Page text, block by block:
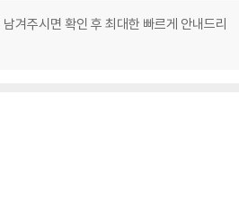
겨주시면 확인 후 최대한 빠르게 안내드리